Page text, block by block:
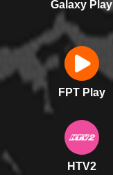
Galaxy Play
FPT Play
HTV2